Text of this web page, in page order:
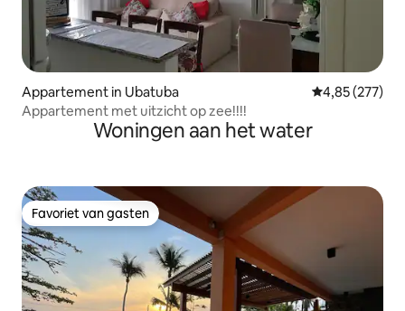
Appartement in Ubatuba Gemiddelde
4,85 (277)
Appartement met uitzicht op zee!!!!
Woningen aan het water
Favoriet van gasten
Favoriet van gasten